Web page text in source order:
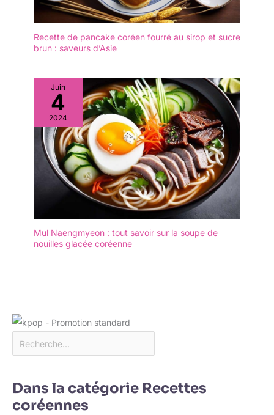
pain, les fruits, les
gâteaux, les olives, les
sushis, les desserts ou
Recette de pancake coréen fourré au sirop et sucre
brun : saveurs d’Asie
Juin
4
2024
Mul Naengmyeon : tout savoir sur la soupe de
nouilles glacée coréenne
Dans la catégorie Recettes
coréennes